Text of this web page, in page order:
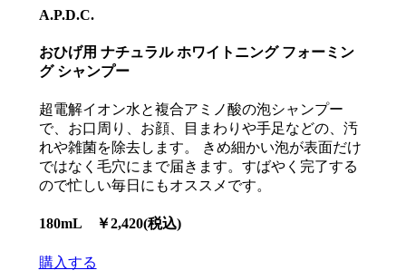
A.P.D.C.
おひげ用 ナチュラル ホワイトニング フォーミン
グ シャンプー
超電解イオン水と複合アミノ酸の泡シャンプー
で、お口周り、お顔、目まわりや手足などの、汚
れや雑菌を除去します。 きめ細かい泡が表面だけ
ではなく毛穴にまで届きます。すばやく完了する
ので忙しい毎日にもオススメです。
180mL ￥2,420(税込)
購入する